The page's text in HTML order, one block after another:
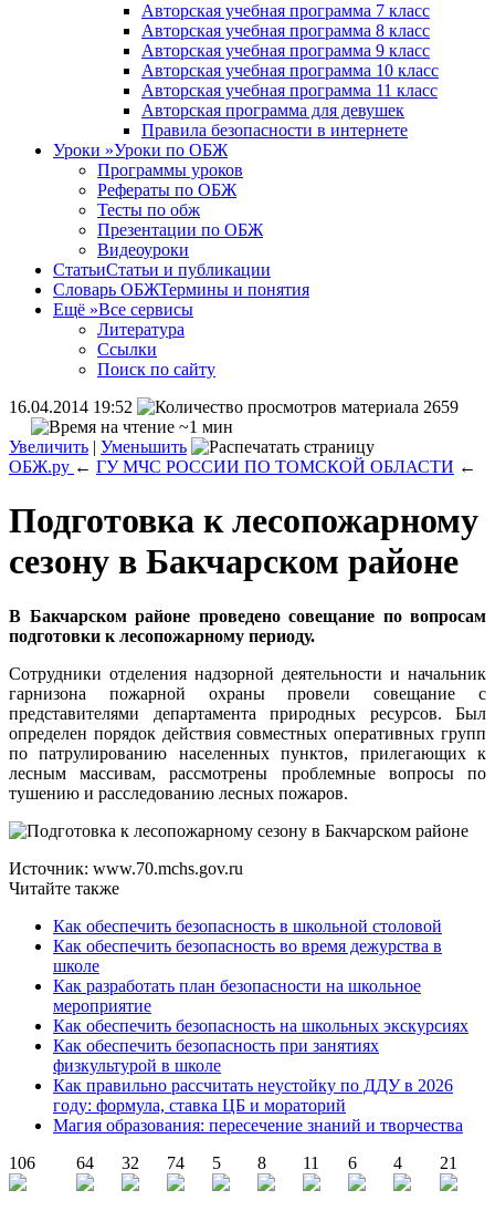
Авторская учебная программа 7 класс
Авторская учебная программа 8 класс
Авторская учебная программа 9 класс
Авторская учебная программа 10 класс
Авторская учебная программа 11 класс
Авторская программа для девушек
Правила безопасности в интернете
Уроки »Уроки по ОБЖ
Программы уроков
Рефераты по ОБЖ
Тесты по обж
Презентации по ОБЖ
Видеоуроки
СтатьиСтатьи и публикации
Словарь ОБЖТермины и понятия
Ещё »Все сервисы
Литература
Ссылки
Поиск по сайту
16.04.2014 19:52
2659
~1 мин
Увеличить | Уменьшить
ОБЖ.ру ← ГУ МЧС РОССИИ ПО ТОМСКОЙ ОБЛАСТИ ←
Подготовка к лесопожарному
сезону в Бакчарском районе
В Бакчарском районе проведено совещание по вопросам
подготовки к лесопожарному периоду.
Сотрудники отделения надзорной деятельности и начальник
гарнизона пожарной охраны провели совещание с
представителями департамента природных ресурсов. Был
определен порядок действия совместных оперативных групп
по патрулированию населенных пунктов, прилегающих к
лесным массивам, рассмотрены проблемные вопросы по
тушению и расследованию лесных пожаров.
Источник: www.70.mchs.gov.ru
Читайте также
Как обеспечить безопасность в школьной столовой
Как обеспечить безопасность во время дежурства в
школе
Как разработать план безопасности на школьное
мероприятие
Как обеспечить безопасность на школьных экскурсиях
Как обеспечить безопасность при занятиях
физкультурой в школе
Как правильно рассчитать неустойку по ДДУ в 2026
году: формула, ставка ЦБ и мораторий
Магия образования: пересечение знаний и творчества
106
64 32 74 5 8 11 6 4 21